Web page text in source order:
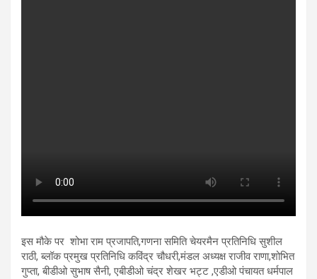
इस मौके पर शोभा राम प्रजापति,गणना समिति चेयरमैन प्रतिनिधि सुशील
राठी, ब्लॉक प्रमुख प्रतिनिधि कविंद्र चौधरी,मंडल अध्यक्ष राजीव राणा,शोभित
गुप्ता, बीडीओ सुभाष सैनी, एबीडीओ चंद्र शेखर भट्ट ,एडीओ पंचायत धर्मपाल